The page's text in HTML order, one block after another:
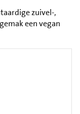
zuivel-,
een vegan